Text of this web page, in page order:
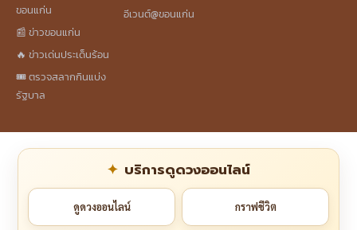
ขอนแก่น
📰 ข่าวขอนแก่น
🔥 ข่าวเด่นประเด็นร้อน
🎟️ ตรวจสลากกินแบ่ง
รัฐบาล
อีเวนต์@ขอนแก่น
บริการดูดวงออนไลน์
ดูดวงออนไลน์ กราฟชีวิต